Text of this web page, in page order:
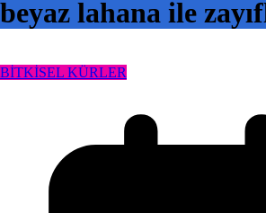
beyaz lahana ile
BİTKİSEL KÜRLER